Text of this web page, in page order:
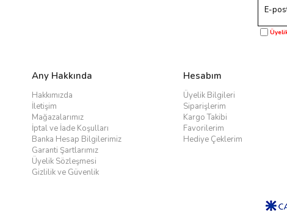
Any Hakkında
Hakkımızda
İletişim
Mağazalarımız
İptal ve İade Koşulları
Banka Hesap Bilgilerimiz
Garanti Şartlarımız
Üyelik Sözleşmesi
Gizlilik ve Güvenlik
Hesabım
Üyelik Bilgileri
Siparişlerim
Kargo Takibi
Favorilerim
Hediye Çeklerim